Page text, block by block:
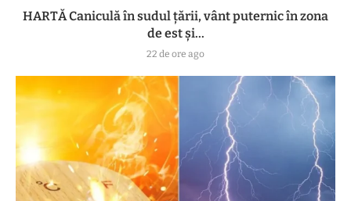
HARTĂ Caniculă în sudul țării, vânt puternic în zona
de est și...
22 de ore ago